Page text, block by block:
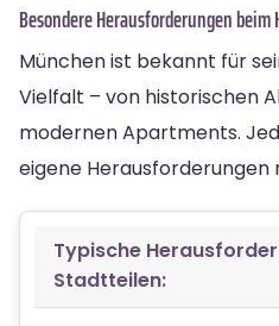
Besondere Herausforderungen
München ist bekannt für
Vielfalt – von historischen
modernen Apartments.
eigene Herausforderungen
Typische
Stadtteilen: